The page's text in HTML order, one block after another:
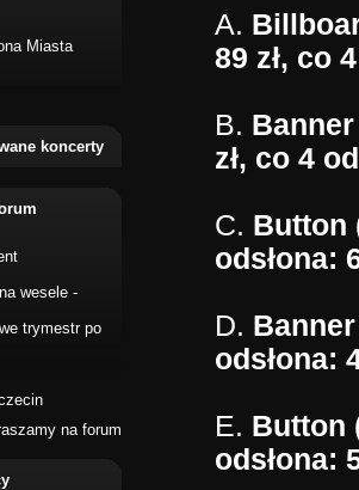
Miasta
koncerty
wesele -
trymestr po
na forum
A.
89 zł, co
B.
zł, co 4
C. Button
odsłona:
D.
odsłona:
E. Button
odsłona: